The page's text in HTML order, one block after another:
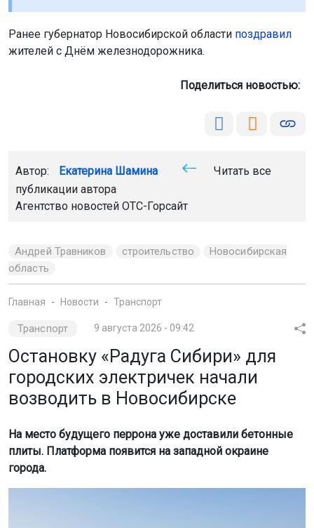
Ранее губернатор Новосибирской области поздравил
жителей с Днём железнодорожника.
Поделиться новостью:
Автор: Екатерина Шамина
Читать все
публикации автора
Агентство новостей ОТС-Горсайт
Андрей Травников строительство
Новосибирская
область
Главная Новости Транспорт
Транспорт 9 августа 2026 - 09:42
Остановку «Радуга Сибири» для
городских электричек начали
возводить в Новосибирске
На место будущего перрона уже доставили бетонные
плиты. Платформа появится на западной окраине
города.